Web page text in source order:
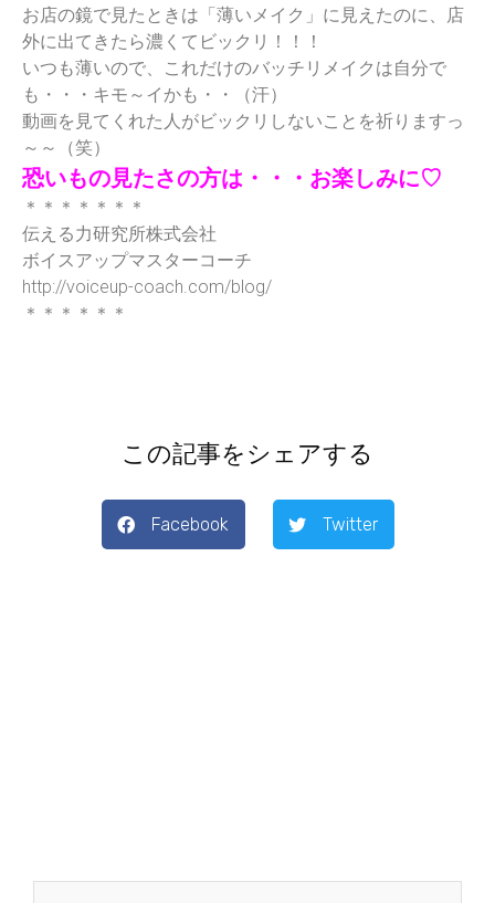
お店の鏡で見たときは「薄いメイク」に見えたのに、店
外に出てきたら濃くてビックリ！！！
いつも薄いので、これだけのバッチリメイクは自分で
も・・・キモ～イかも・・（汗）
動画を見てくれた人がビックリしないことを祈りますっ
～～（笑）
恐いもの見たさの方は・・・お楽しみに♡
＊＊＊＊＊＊＊
伝える力研究所株式会社
ボイスアップマスターコーチ
http://voiceup-coach.com/blog/
＊＊＊＊＊＊
この記事をシェアする
Facebook Twitter